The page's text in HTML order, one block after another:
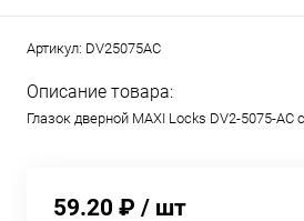
Артикул: DV25075AC
Описание товара:
Глазок дверной MAXI Locks DV2-5075-
59.20 ₽ / шт